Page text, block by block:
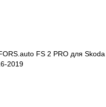
FS 2 PRO для
2019